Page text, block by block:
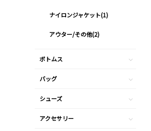
ナイロンジャケット(1)
アウター/その他(2)
ボトムス
バッグ
シューズ
アクセサリー